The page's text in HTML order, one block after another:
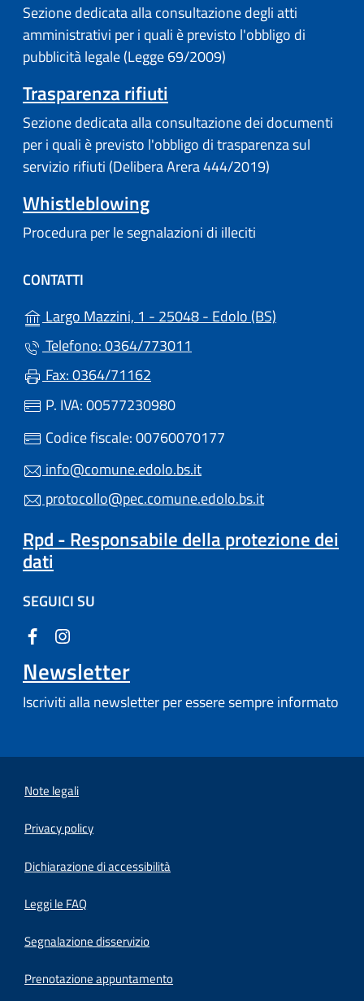
Sezione dedicata alla consultazione degli atti
amministrativi per i quali è previsto l'obbligo di
pubblicità legale (Legge 69/2009)
Trasparenza rifiuti
Sezione dedicata alla consultazione dei documenti
per i quali è previsto l'obbligo di trasparenza sul
servizio rifiuti (Delibera Arera 444/2019)
Whistleblowing
Procedura per le segnalazioni di illeciti
CONTATTI
Largo Mazzini, 1 - 25048 - Edolo (BS)
Telefono: 0364/773011
Fax: 0364/71162
P. IVA: 00577230980
Codice fiscale: 00760070177
info@comune.edolo.bs.it
protocollo@pec.comune.edolo.bs.it
Rpd - Responsabile della protezione dei
dati
SEGUICI SU
Newsletter
Iscriviti alla newsletter per essere sempre informato
Note legali
Privacy policy
Dichiarazione di accessibilità
Leggi le FAQ
Segnalazione disservizio
Prenotazione appuntamento